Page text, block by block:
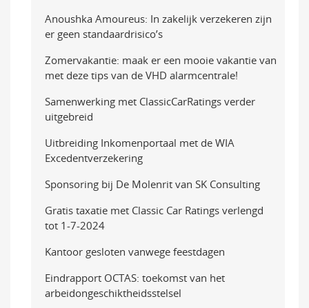
Anoushka Amoureus: In zakelijk verzekeren zijn
er geen standaardrisico’s
Zomervakantie: maak er een mooie vakantie van
met deze tips van de VHD alarmcentrale!
Samenwerking met ClassicCarRatings verder
uitgebreid
Uitbreiding Inkomenportaal met de WIA
Excedentverzekering
Sponsoring bij De Molenrit van SK Consulting
Gratis taxatie met Classic Car Ratings verlengd
tot 1-7-2024
Kantoor gesloten vanwege feestdagen
Eindrapport OCTAS: toekomst van het
arbeidongeschiktheidsstelsel